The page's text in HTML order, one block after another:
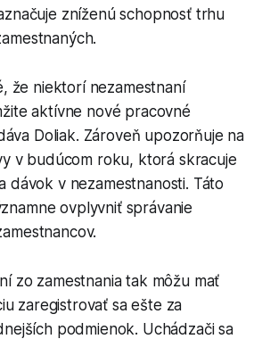
zníženú schopnosť trhu
že niektorí nezamestnaní
aktívne nové pracovné
Doliak. Zároveň upozorňuje na
v budúcom roku, ktorá skracuje
dávok v nezamestnanosti. Táto
ovplyvniť správanie
zo zamestnania tak môžu mať
zaregistrovať sa ešte za
podmienok. Uchádzači sa